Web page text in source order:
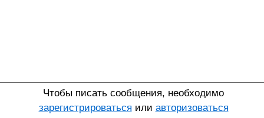
Чтобы писать сообщения, необходимо
зарегистрироваться или авторизоваться